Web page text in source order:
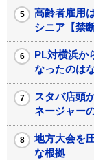
高齢者雇用
シニア【禁
PL対横浜か
なったのは
スタバ店頭
ネージャー
地方大会を
な根拠